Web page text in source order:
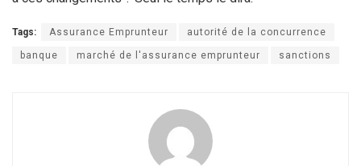
Tags: Assurance Emprunteur autorité de la concurrence
banque marché de l'assurance emprunteur sanctions